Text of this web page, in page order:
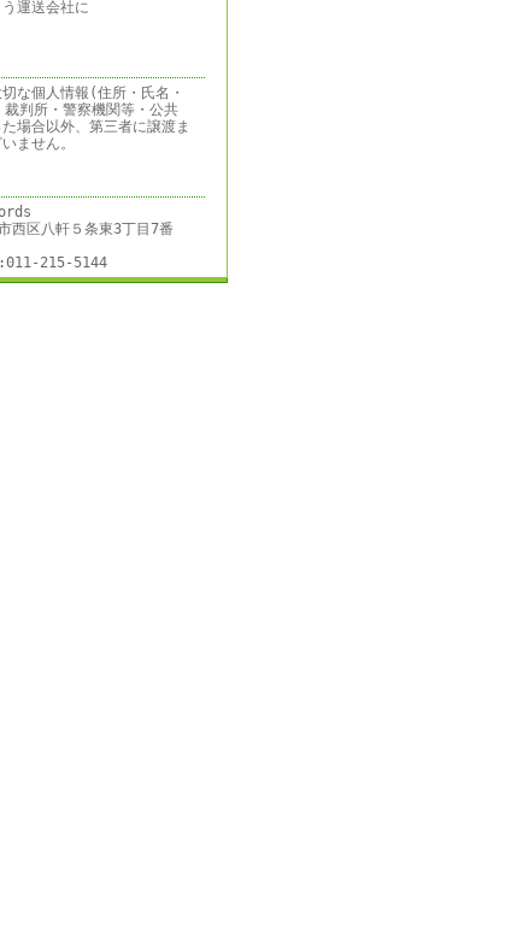
運送会社に
な個人情報(住所・氏名・
判所・警察機関等・公共
場合以外、第三者に譲渡ま
ません。
区八軒５条東3丁目7番
215-5144